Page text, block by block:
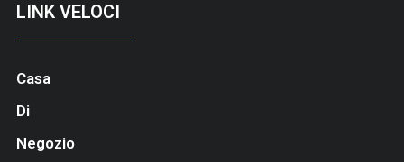
LINK VELOCI
Casa
Di
Negozio